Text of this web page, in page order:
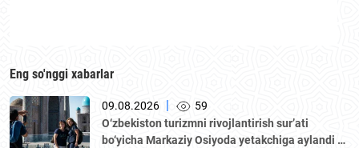
Eng so'nggi xabarlar
09.08.2026
59
O‘zbekiston turizmni rivojlantirish sur’ati
bo‘yicha Markaziy Osiyoda yetakchiga aylandi —